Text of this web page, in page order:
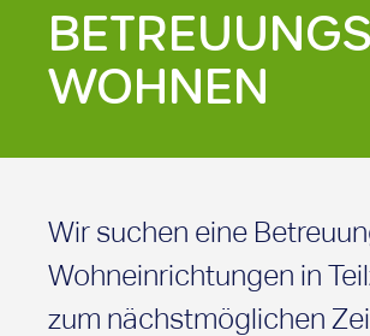
WOHNEN
Wir suchen eine
Wohneinrichtungen in
zum nächstmöglichen